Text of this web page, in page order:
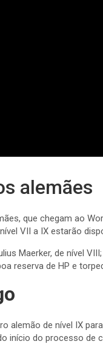
alemães
que chegam ao
VII a IX estarão
Maerker, de nível
reserva de HP e
alemão de nível IX
início do processo de